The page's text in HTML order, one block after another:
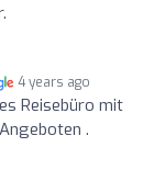
4 years ago
Reisebüro mit
.